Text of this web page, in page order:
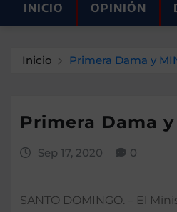
INICIO OPINIÓN
Inicio Primera Dama y
Primera Dama
Sep 17, 2020 0
SANTO DOMINGO. – El